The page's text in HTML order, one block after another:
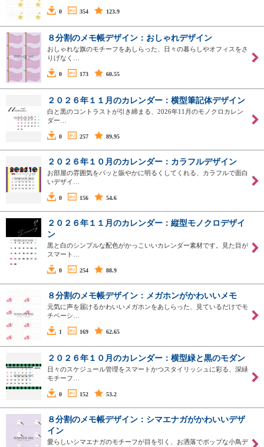
0 354 123.9
８分割のメモ帳デザイン：おしゃれデザイン
おしゃれな旗のモチーフをあしらった、日々の暮らしやオフィスをさ
りげなく…
0 173 60.55
２０２６年１１月のカレンダー：横型筆記体デザイン
白と黒のコントラストが引き締まる、2026年11月のモノクロカレン
ダー…
0 257 89.95
２０２６年１０月のカレンダー：カラフルデザイン
お部屋の雰囲気をパッと賑やかに明るくしてくれる、カラフルで面白
いデザイ…
0 156 54.6
２０２６年１１月のカレンダー：縦型モノクロデザイ
ン
黒と白のシンプルな配色がかっこいいカレンダー素材です。見た目が
スマート…
0 254 88.9
８分割のメモ帳デザイン：メガホンがかわいいメモ
元気に声を届けるかわいいメガホンをあしらった、見ているだけでモ
チベーシ…
1 169 62.65
２０２６年１０月のカレンダー：横型緑と黒のモダン
日々のスケジュール管理をスマートかつスタイリッシュに彩る、深緑
モチーフ…
0 152 53.2
８分割のメモ帳デザイン：シマエナガがかわいいデザ
イン
愛らしいシマエナガのモチーフが目を引く、お洒落でポップな小鳥デ